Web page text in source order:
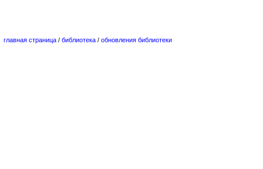
главная страница / библиотека / обновления библиотеки